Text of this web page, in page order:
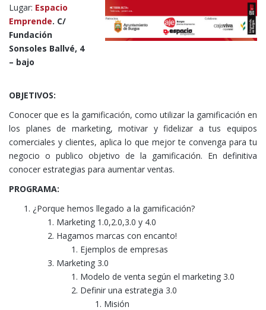
Lugar: Espacio
Emprende. C/
Fundación
Sonsoles Ballvé, 4
– bajo
OBJETIVOS:
Conocer que es la gamificación, como utilizar la gamificación en
los planes de marketing, motivar y fidelizar a tus equipos
comerciales y clientes, aplica lo que mejor te convenga para tu
negocio o publico objetivo de la gamificación. En definitiva
conocer estrategias para aumentar ventas.
PROGRAMA:
¿Porque hemos llegado a la gamificación?
Marketing 1.0,2.0,3.0 y 4.0
Hagamos marcas con encanto!
Ejemplos de empresas
Marketing 3.0
Modelo de venta según el marketing 3.0
Definir una estrategia 3.0
Misión